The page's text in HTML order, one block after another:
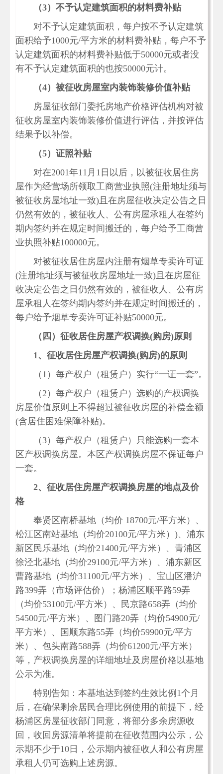
（3）不予认定建筑面积的材料费补贴
对不予认定建筑面积，每户按不予认定建筑
面积给予1000元/平方米的材料费补贴，每户不予
认定建筑面积的材料费补贴低于50000元或者没
有不予认定建筑面积的也按50000元计。
（4）被征收房屋室内装饰装修价值补贴
房屋征收部门委托房地产价格评估机构对被
征收房屋室内装饰装修价值进行评估，并按评估
结果予以补偿。
（5）证照补贴
对在2001年11月1日以后，以被征收居住房
屋作为经营场所领取工商营业执照(注册地址须与
被征收房屋地址一致)且在房屋征收决定公告之日
仍然有效的，被征收人、公有房屋承租人在签约
期内签约并在规定时间搬迁的，每户给予工商营
业执照补贴100000元。
对被征收居住房屋内注册有烟草专卖许可证
(注册地址须与被征收房屋地址一致)且在房屋征
收决定公告之日仍然有效的，被征收人、公有房
屋承租人在签约期内签约并在规定时间搬迁的，
每户给予烟草专卖许可证补贴50000元。
（四）征收居住房屋产权调换(购房)原则
1、征收居住房屋产权调换(购房)的原则
（1）每产权户（租赁户）实行“一证一套”。
（2）每产权户（租赁户）选购的产权调换
房屋价值原则上不得超过被征收房屋的补偿金额
(含居住困难保障补贴)。
（3）每产权户（租赁户）只能选购一套本
区产权调换房屋。本区产权调换房屋不保证每户
一套。
2、征收居住房屋产权调换房屋的地点及价
格
奉贤区南桥基地（均价 18700元/平方米）、
松江区南站基地（均价20100元/平方米）)、浦东
新区民乐基地（均价21400元/平方米）、青浦区
徐泾北基地（均价29100元/平方米）、浦东新区
曹路基地（均价31100元/平方米）、宝山区潘沪
路399弄（市场评估价）；杨浦区顺平路59弄
（均价53100元/平方米）、民京路658弄（均价
54500元/平方米）、图门路20弄（均价54900元/
平方米）、国顺东路55弄（均价59900元/平方
米）、包头南路588弄（均价61200元/平方米）
等，产权调换房屋的详细地址及房屋价格以基地
公示为准。
特别告知：本基地达到签约生效比例1个月
后，在确保剩余居民合理比例使用的前提下，经
杨浦区房屋征收部门同意，将部分多余房源收
回，收回房源清单将提前在征收范围内公示，公
示期不少于10日，公示期内被征收人和公有房屋
承租人仍可选购上述房源。